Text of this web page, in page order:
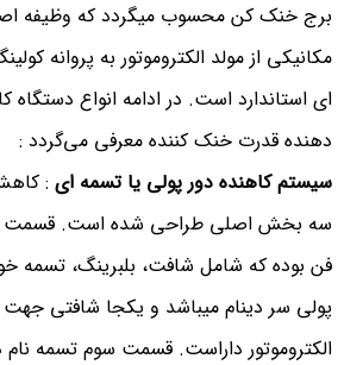
برج خنک کن محسوب میگردد که وظیفه
مکانیکی از مولد الکتروموتور به پروانه
ای استاندارد است. در ادامه انواع دستگاه
دهنده قدرت خنک کننده معرفی می‌گردد :
سیستم کاهنده دور پولی یا تسمه ای :
سه بخش اصلی طراحی شده است. قسمت
فن بوده که شامل شافت، بلبرینگ، تسمه
پولی سر دینام میباشد و یکجا شافتی
الکتروموتور داراست. قسمت سوم تسمه نام